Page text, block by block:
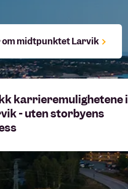
om midtpunktet Larvik
karrieremulighetene i
- uten storbyens